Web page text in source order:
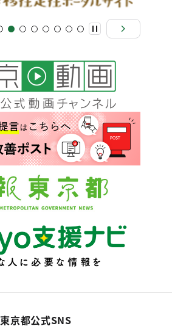
東京都公式SNS